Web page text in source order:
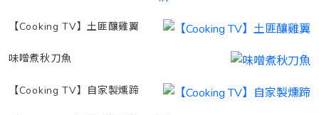
【Cooking TV】土匪釀雞翼
味噌煮秋刀魚
【Cooking TV】自家製燻蹄